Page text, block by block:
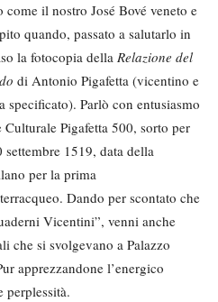
il nostro José Bové veneto e
quando, passato a salutarlo in
la fotocopia della Relazione del
di Antonio Pigafetta (vicentino e
Parlò con entusiasmo
Pigafetta 500, sorto per
settembre 1519, data della
per la prima
Dando per scontato che
Vicentini”, venni anche
che si svolgevano a Palazzo
apprezzandone l’energico
perplessità.